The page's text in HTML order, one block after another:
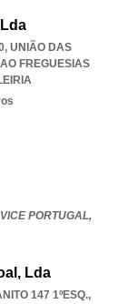
UNIÃO DAS
FREGUESIAS
PORTUGAL,
Lda
147 1ºESQ.,